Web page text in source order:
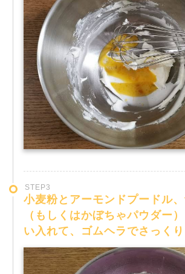
STEP3
小麦粉とアーモンドプードル
（もしくはかぼちゃパウダー
い入れて、ゴムヘラでさっく